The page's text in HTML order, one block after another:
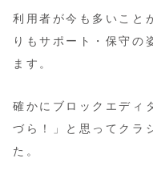
利用者が今も多いこと
りもサポート・保守の
ます。
確かにブロックエディ
づら！」と思ってクラ
た。